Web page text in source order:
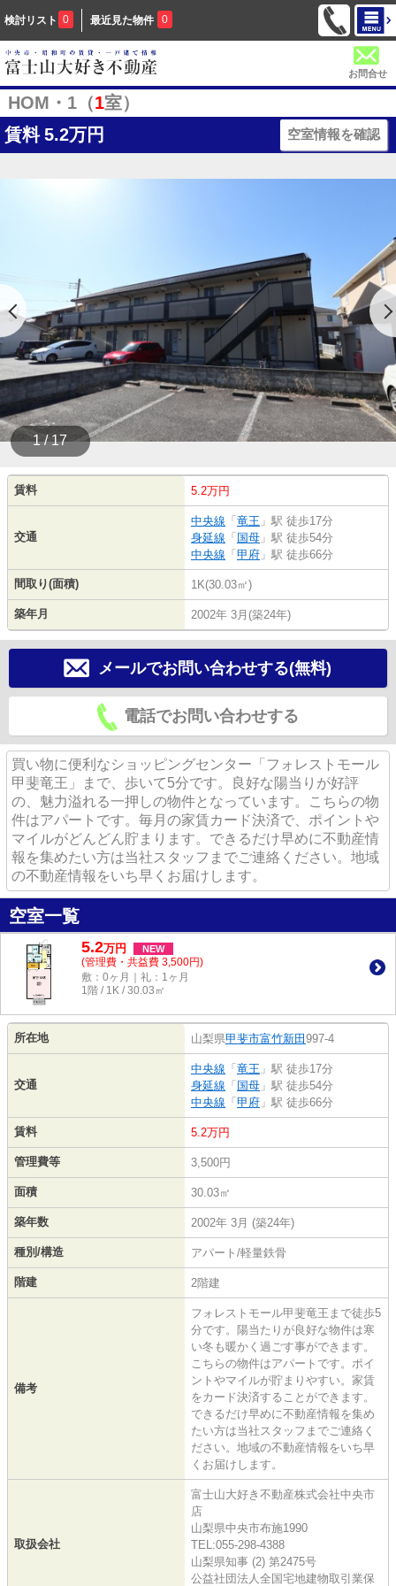
検討リスト 0 最近見た物件 0
お問合せ
HOM・1（1室）
賃料 5.2万円 空室情報を確認
1 / 17
賃料 5.2万円
交通
中央線 「 竜王 」駅 徒歩17分
身延線 「 国母 」駅 徒歩54分
中央線 「 甲府 」駅 徒歩66分
間取り(面積) 1K(30.03㎡)
築年月 2002年 3月(築24年)
メールでお問い合わせする(無料)
電話でお問い合わせする
買い物に便利なショッピングセンター「フォレストモール
甲斐竜王」まで、歩いて5分です。良好な陽当りが好評
の、魅力溢れる一押しの物件となっています。こちらの物
件はアパートです。毎月の家賃カード決済で、ポイントや
マイルがどんどん貯まります。できるだけ早めに不動産情
報を集めたい方は当社スタッフまでご連絡ください。地域
の不動産情報をいち早くお届けします。
空室一覧
5.2万円 NEW
(管理費・共益費 3,500円)
敷：0ヶ月｜礼：1ヶ月
1階 / 1K / 30.03㎡
所在地 山梨県甲斐市富竹新田 997-4
交通
中央線 「 竜王 」駅 徒歩17分
身延線 「 国母 」駅 徒歩54分
中央線 「 甲府 」駅 徒歩66分
賃料 5.2万円
管理費等 3,500円
面積 30.03㎡
築年数 2002年 3月 (築24年)
種別/構造 アパート/軽量鉄骨
階建 2階建
備考
フォレストモール甲斐竜王まで徒歩5
分です。陽当たりが良好な物件は寒
い冬も暖かく過ごす事ができます。
こちらの物件はアパートです。ポイ
ントやマイルが貯まりやすい。家賃
をカード決済することができます。
できるだけ早めに不動産情報を集め
たい方は当社スタッフまでご連絡く
ださい。地域の不動産情報をいち早
くお届けします。
取扱会社
富士山大好き不動産株式会社中央市
店
山梨県中央市布施1990
TEL:055-298-4388
山梨県知事 (2) 第2475号
公益社団法人全国宅地建物取引業保